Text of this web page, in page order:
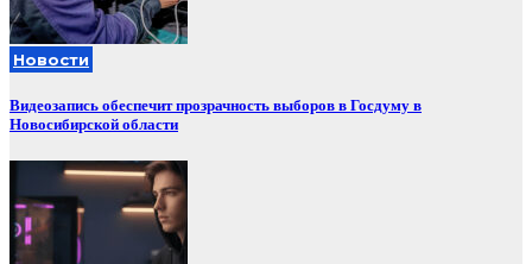
Новости
Видеозапись обеспечит прозрачность выборов в Госдуму в
Новосибирской области